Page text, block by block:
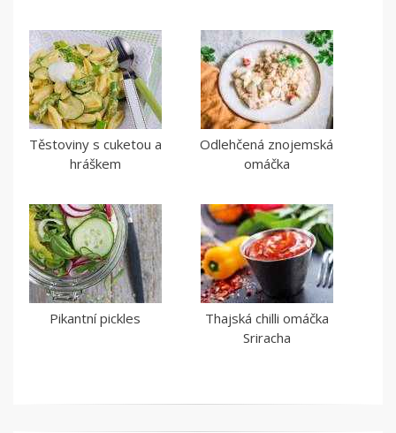
Těstoviny s cuketou a
hráškem
Odlehčená znojemská
omáčka
Pikantní pickles
Thajská chilli omáčka
Sriracha